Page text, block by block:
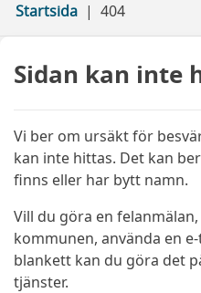
Startsida 404
Sidan kan inte
Vi ber om ursäkt för
kan inte hittas. Det kan
finns eller har bytt namn.
Vill du göra en
kommunen, använda en
blankett kan du göra det
tjänster.